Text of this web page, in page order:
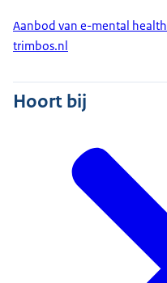
Aanbod van e-mental health
trimbos.nl
Hoort bij